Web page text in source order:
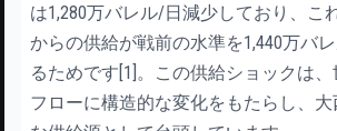
は1,280万バレル/日減少しており、こ
からの供給が戦前の水準を1,440万バ
るためです[1]。この供給ショックは
フローに構造的な変化をもたらし、